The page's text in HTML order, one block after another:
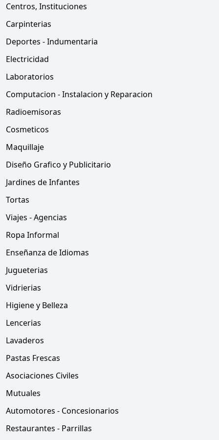
Centros, Instituciones
Carpinterias
Deportes - Indumentaria
Electricidad
Laboratorios
Computacion - Instalacion y Reparacion
Radioemisoras
Cosmeticos
Maquillaje
Diseño Grafico y Publicitario
Jardines de Infantes
Tortas
Viajes - Agencias
Ropa Informal
Enseñanza de Idiomas
Jugueterias
Vidrierias
Higiene y Belleza
Lencerias
Lavaderos
Pastas Frescas
Asociaciones Civiles
Mutuales
Automotores - Concesionarios
Restaurantes - Parrillas